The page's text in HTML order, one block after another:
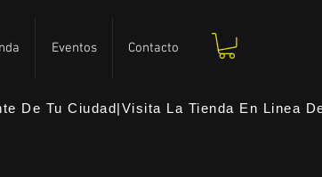
Eventos Contacto
De Tu Ciudad|Visita La Tienda En Linea